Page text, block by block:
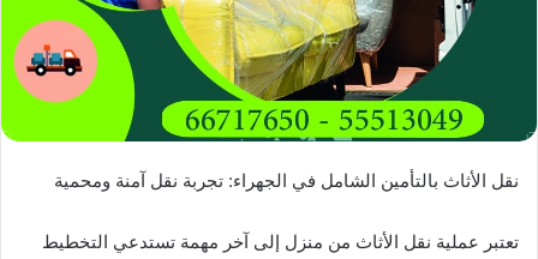
نقل الأثاث بالتأمين الشامل في الجهراء: تجربة نقل آمنة ومحمية
تعتبر عملية نقل الأثاث من منزل إلى آخر مهمة تستدعي التخطيط